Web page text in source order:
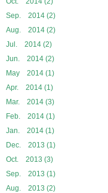
Sep. 2014 (2)
Aug. 2014 (2)
Jul. 2014 (2)
Jun. 2014 (2)
May 2014 (1)
Apr. 2014 (1)
Mar. 2014 (3)
Feb. 2014 (1)
Jan. 2014 (1)
Dec. 2013 (1)
Oct. 2013 (3)
Sep. 2013 (1)
Aug. 2013 (2)